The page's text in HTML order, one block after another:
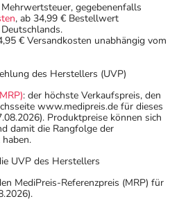
gegebenenfalls
, ab 34,99 € Bestellwert
€ Versandkosten unabhängig vom
des Herstellers (UVP)
: der höchste Verkaufspreis, den
www.medipreis.de für dieses
Produktpreise können sich
damit die Rangfolge der
UVP des Herstellers
MediPreis-Referenzpreis (MRP) für